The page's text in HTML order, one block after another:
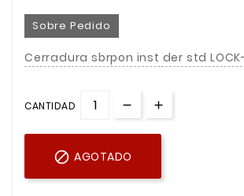
Sobre Pedido
Cerradura sbrpon inst der std LOCK-
CANTIDAD
 AGOTADO